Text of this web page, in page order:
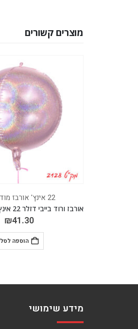
מוצרים קשורים
22 אינץ' אורבז מודפסים
₪41.30
הוספה לסל
מידע שימושי